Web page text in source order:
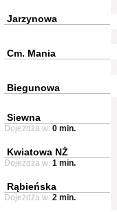
Jarzynowa
Cm. Mania
Biegunowa
Siewna
Dojeżdża w: 0 min.
Kwiatowa NŻ
Dojeżdża w: 1 min.
Rąbieńska
Dojeżdża w: 2 min.